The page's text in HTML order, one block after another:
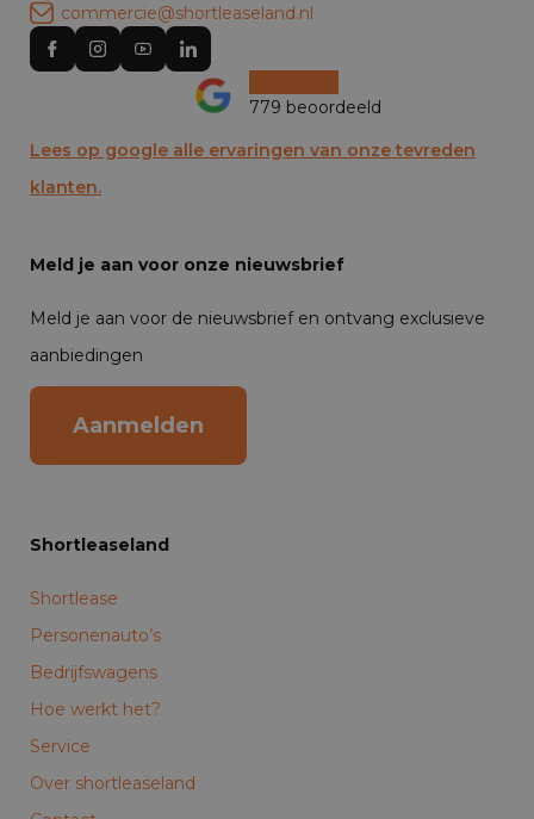
commercie@shortleaseland.nl
779 beoordeeld
Lees op google alle ervaringen van onze tevreden
klanten.
Meld je aan voor onze nieuwsbrief
Meld je aan voor de nieuwsbrief en ontvang exclusieve
aanbiedingen
Aanmelden
Shortleaseland
Shortlease
Personenauto’s
Bedrijfswagens
Hoe werkt het?
Service
Over shortleaseland